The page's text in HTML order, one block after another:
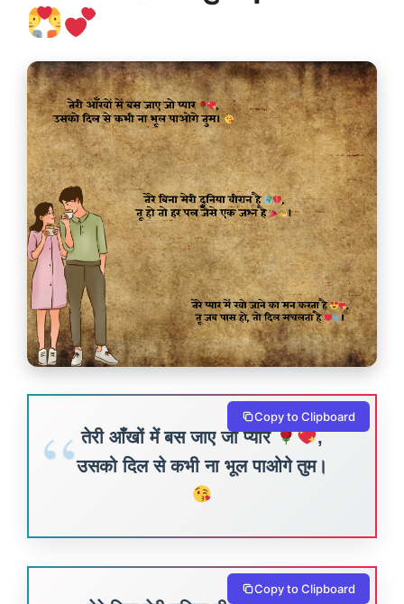
तेरी आँखों में बस जाए जो प्यार
,
उसको दिल से कभी ना भूल पाओगे तुम।
Copy to Clipboard
Copy to Clipboard